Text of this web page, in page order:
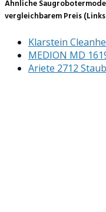
Ähnliche
vergleichbarem Preis
Klarstein
MEDION MD
Ariete 2712